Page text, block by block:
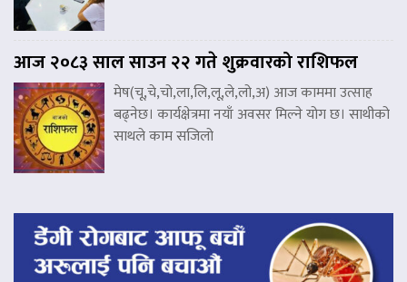
आज २०८३ साल साउन २२ गते शुक्रवारको राशिफल
मेष(चू,चे,चो,ला,लि,लू,ले,लो,अ) आज काममा उत्साह
बढ्नेछ। कार्यक्षेत्रमा नयाँ अवसर मिल्ने योग छ। साथीको
साथले काम सजिलो